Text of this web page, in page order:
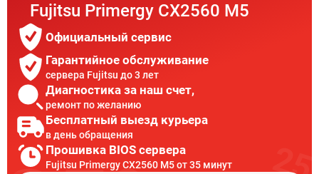
Fujitsu Primergy CX2560 M5
Официальный сервис
Гарантийное обслуживание
сервера Fujitsu до 3 лет
Диагностика за наш счет,
ремонт по желанию
Бесплатный выезд курьера
в день обращения
Прошивка BIOS сервера
Fujitsu Primergy CX2560 M5 от 35 минут